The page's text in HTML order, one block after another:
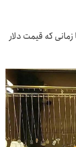
که قیمت دلار